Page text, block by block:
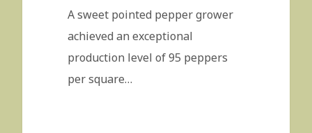
A sweet pointed pepper grower
achieved an exceptional
production level of 95 peppers
per square…